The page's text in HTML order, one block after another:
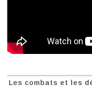
Les combats et les